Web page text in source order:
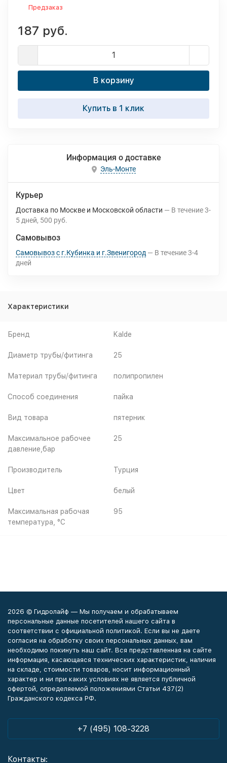
Предзаказ
187 руб.
В корзину
Купить в 1 клик
Информация о доставке
Эль-Монте
Курьер
Доставка по Москве и Московской области В течение3-
5 дней 500 руб.
Самовывоз
Самовывоз с г.Кубинка и г.Звенигород В течение3-4
дней
Характеристики
Бренд Kalde
Диаметр трубы/фитинга 25
Материал трубы/фитинга полипропилен
Способ соединения пайка
Вид товара пятерник
Максимальное рабочее
давление,бар
25
Производитель Турция
Цвет белый
Максимальная рабочая
температура, °С
95
2026 © Гидролайф — Мы получаем и обрабатываем
персональные данные посетителей нашего сайта в
соответствии с официальной политикой. Если вы не даете
согласия на обработку своих персональных данных, вам
необходимо покинуть наш сайт. Вся представленная на сайте
информация, касающаяся технических характеристик, наличия
на складе, стоимости товаров, носит информационный
характер и ни при каких условиях не является публичной
офертой, определяемой положениями Статьи 437(2)
Гражданского кодекса РФ.
+7 (495) 108-3228
Контакты: